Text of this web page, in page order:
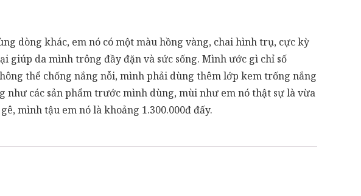
dòng khác, em nó có một màu hồng vàng, chai hình trụ, cực kỳ
giúp da mình trông đầy đặn và sức sống. Mình ước gì chỉ số
thể chống nắng nỗi, mình phải dùng thêm lớp kem trống nắng
các sản phẩm trước mình dùng, mùi như em nó thật sự là vừa
mình tậu em nó là khoảng 1.300.000đ đấy.